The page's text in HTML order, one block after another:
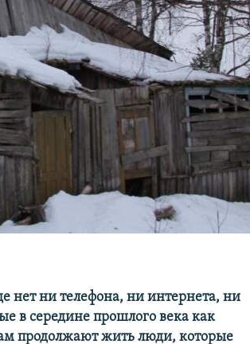
нет ни телефона, ни интернета, ни
в середине прошлого века как
продолжают жить люди, которые